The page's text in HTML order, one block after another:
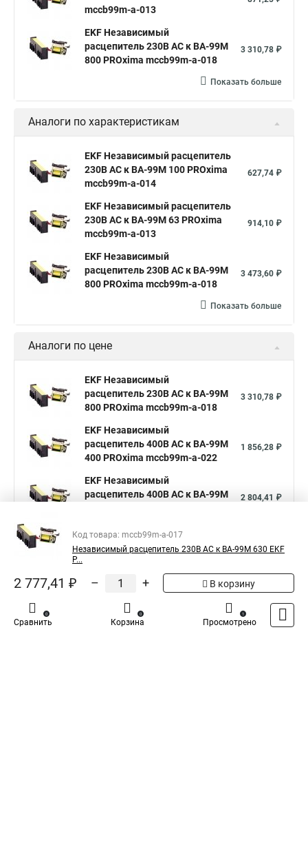
mccb99m-a-013
EKF Независимый
расцепитель 230В АС к ВА-99М
800 PROxima mccb99m-a-018
3 310,78 ₽
Показать больше
Аналоги по характеристикам
EKF Независимый расцепитель
230В АС к ВА-99М 100 PROxima
mccb99m-a-014
627,74 ₽
EKF Независимый расцепитель
230В АС к ВА-99М 63 PROxima
mccb99m-a-013
914,10 ₽
EKF Независимый
расцепитель 230В АС к ВА-99М
800 PROxima mccb99m-a-018
3 473,60 ₽
Показать больше
Аналоги по цене
EKF Независимый
расцепитель 230В АС к ВА-99М
800 PROxima mccb99m-a-018
3 310,78 ₽
EKF Независимый
расцепитель 400В АС к ВА-99М
400 PROxima mccb99m-a-022
1 856,28 ₽
EKF Независимый
расцепитель 400В АС к ВА-99М
2 804,41 ₽
Общая оценка товара: 1
Специализированный магазин TDMв России
Код товара: mccb99m-a-017
Независимый расцепитель 230В АС к ВА-99М 630 EKF
P...
2 777,41 ₽ – + В корзину
Сравнить
0
Корзина
0
Просмотрено
1